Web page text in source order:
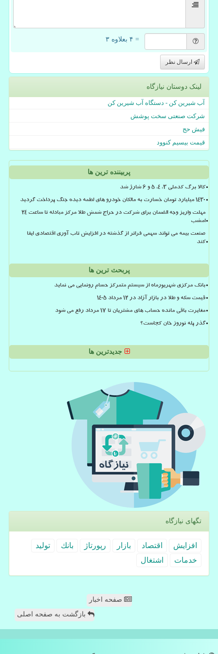
= ۴ بعلاوه ۳
ارسال نظر
لینک دوستان نیازگاه
آب شیرین کن - دستگاه آب شیرین کن
شرکت صنعتی سخت پوشش
فیش حج
قیمت بیسیم کنوود
پربیننده ترین ها
کالا برگ کدملی 3، 4، 5 و 6 شارژ شد
۱۴۳۰ میلیارد تومان خسارت به مالکان خودرو های لطمه دیده جنگ پرداخت گردید
مهلت واریز وجه الضمان برای شرکت در حراج شمش طلا مرکز مبادله تا ساعت ۲۴
امشب
صنعت بیمه می تواند سهمی فراتر از گذشته در افزایش تاب آوری اقتصادی ایفا
کند
پربحث ترین ها
بانک مرکزی شهریورماه از سیستم متمرکز حسام رونمایی می نماید
قیمت سکه و طلا در بازار آزاد در ۱۲ مرداد ۱۴۰۵
مغایرت باقی مانده حساب های مشتریان تا 17 مرداد رفع می شود
گذر پله نوروز خان کجاست؟
جدیدترین ها
تگهای نیازگاه
افزایش اقتصاد بازار رپورتاژ بانك
تولید
خدمات
اشتغال
صفحه اخبار
بازگشت به صفحه اصلی